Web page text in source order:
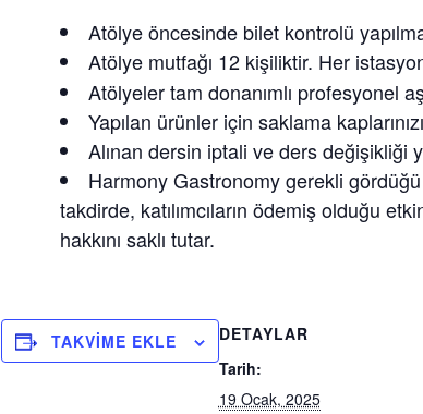
Atölye öncesinde bilet kontrolü
Atölye mutfağı 12 kişiliktir. Her
Atölyeler tam donanımlı profesyonel
Yapılan ürünler için saklama
Alınan dersin iptali ve ders değişikliği
Harmony Gastronomy gerekli gördüğü
takdirde, katılımcıların ödemiş olduğu
hakkını saklı tutar.
TAKVIME EKLE
DETAYLAR
Tarih:
19 Ocak, 2025